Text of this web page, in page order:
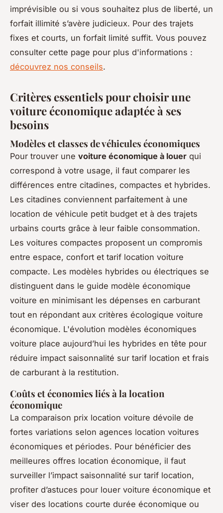
imprévisible ou si vous souhaitez plus de liberté, un
forfait illimité s’avère judicieux. Pour des trajets
fixes et courts, un forfait limité suffit. Vous pouvez
consulter cette page pour plus d'informations :
découvrez nos conseils.
Critères essentiels pour choisir une
voiture économique adaptée à ses
besoins
Modèles et classes de véhicules économiques
Pour trouver une voiture économique à louer qui
correspond à votre usage, il faut comparer les
différences entre citadines, compactes et hybrides.
Les citadines conviennent parfaitement à une
location de véhicule petit budget et à des trajets
urbains courts grâce à leur faible consommation.
Les voitures compactes proposent un compromis
entre espace, confort et tarif location voiture
compacte. Les modèles hybrides ou électriques se
distinguent dans le guide modèle économique
voiture en minimisant les dépenses en carburant
tout en répondant aux critères écologique voiture
économique. L'évolution modèles économiques
voiture place aujourd’hui les hybrides en tête pour
réduire impact saisonnalité sur tarif location et frais
de carburant à la restitution.
Coûts et économies liés à la location
économique
La comparaison prix location voiture dévoile de
fortes variations selon agences location voitures
économiques et périodes. Pour bénéficier des
meilleures offres location économique, il faut
surveiller l’impact saisonnalité sur tarif location,
profiter d’astuces pour louer voiture économique et
viser des locations courte durée économique ou